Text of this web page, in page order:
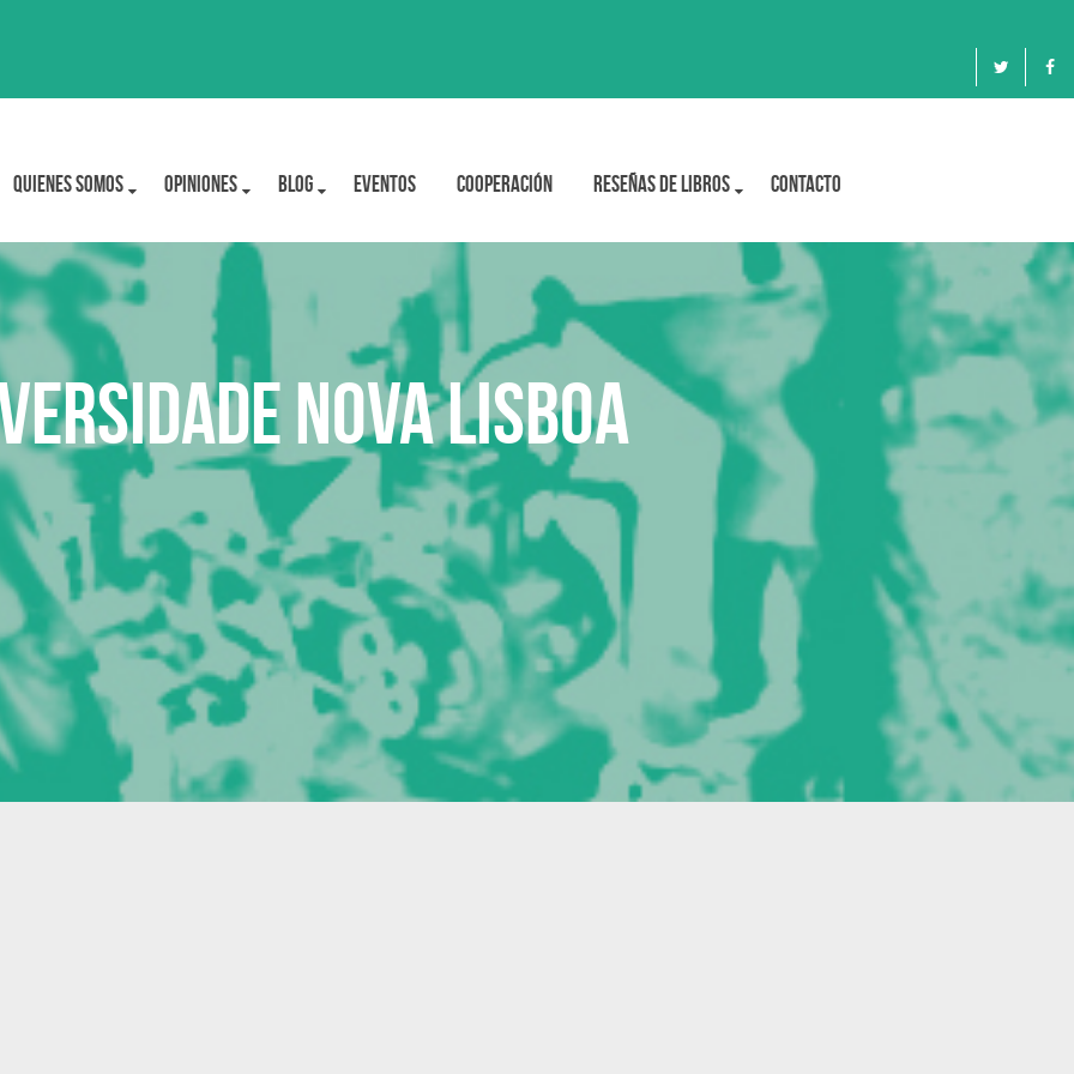
Quienes Somos OPINIONES BLOG Eventos Cooperación Reseñas de libros Contacto
Nova Lisboa